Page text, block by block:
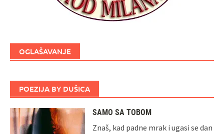
OGLAŠAVANJE
POEZIJA BY DUŠICA
SAMO SA TOBOM
Znaš, kad padne mrak i ugasi se dan